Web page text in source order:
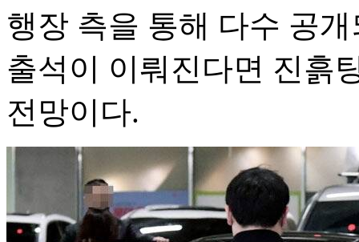
행장 측을 통해 다수 공
출석이 이뤄진다면 진흙
전망이다.